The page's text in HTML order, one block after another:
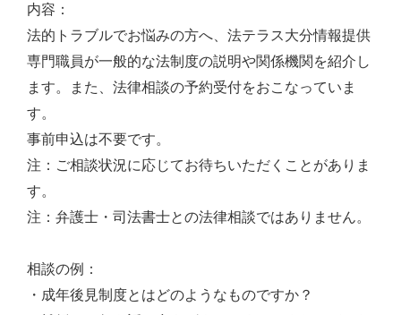
内容：
法的トラブルでお悩みの方へ、法テラス大分情報提供
専門職員が一般的な法制度の説明や関係機関を紹介し
ます。また、法律相談の予約受付をおこなっていま
す。
事前申込は不要です。
注：ご相談状況に応じてお待ちいただくことがありま
す。
注：弁護士・司法書士との法律相談ではありません。
相談の例：
・成年後見制度とはどのようなものですか？